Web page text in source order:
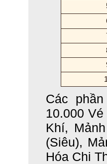
Các
10.000
Khí,
(Siêu),
Hóa Chi